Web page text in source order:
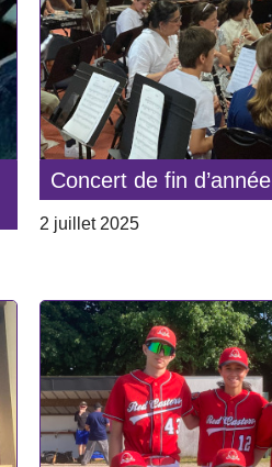
Concert de fin d’année
2 juillet 2025